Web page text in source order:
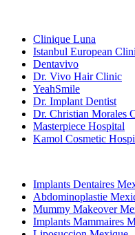
Clinique Luna
Istanbul European
Dentavivo
Dr. Vivo Hair Clinic
YeahSmile
Dr. Implant Dentist
Dr. Christian Morales
Masterpiece Hospital
Kamol Cosmetic
Implants Dentaires
Abdominoplastie
Mummy Makeover
Implants Mammaires